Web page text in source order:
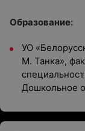
Образование:
УО
М. Танка»,
Дошкольное